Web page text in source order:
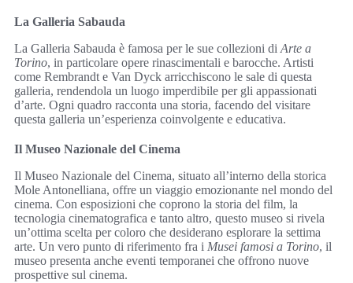
La Galleria Sabauda
La Galleria Sabauda è famosa per le sue collezioni di Arte a
Torino, in particolare opere rinascimentali e barocche. Artisti
come Rembrandt e Van Dyck arricchiscono le sale di questa
galleria, rendendola un luogo imperdibile per gli appassionati
d’arte. Ogni quadro racconta una storia, facendo del visitare
questa galleria un’esperienza coinvolgente e educativa.
Il Museo Nazionale del Cinema
Il Museo Nazionale del Cinema, situato all’interno della storica
Mole Antonelliana, offre un viaggio emozionante nel mondo del
cinema. Con esposizioni che coprono la storia del film, la
tecnologia cinematografica e tanto altro, questo museo si rivela
un’ottima scelta per coloro che desiderano esplorare la settima
arte. Un vero punto di riferimento fra i Musei famosi a Torino, il
museo presenta anche eventi temporanei che offrono nuove
prospettive sul cinema.